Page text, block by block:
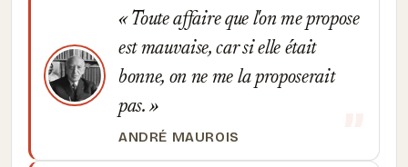
Toute affaire que l'on me propose
est mauvaise, car si elle était
bonne, on ne me la proposerait
pas.
ANDRÉ MAUROIS